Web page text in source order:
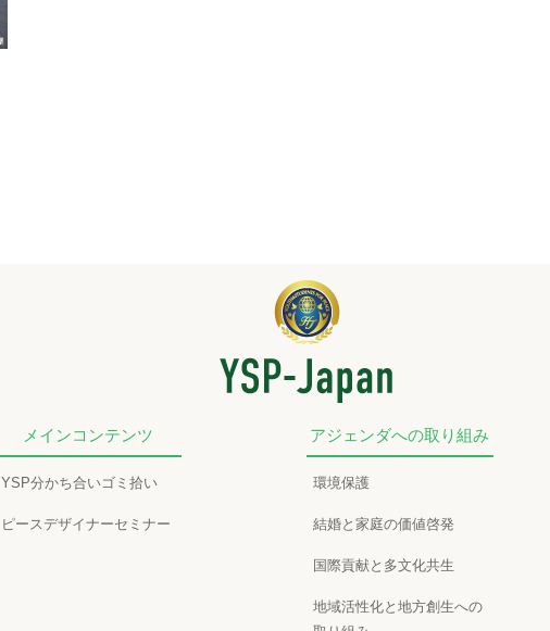
メインコンテンツ
YSP分かち合いゴミ拾い
ピースデザイナーセミナー
アジェンダへの取り組み
環境保護
結婚と家庭の価値啓発
国際貢献と多文化共生
地域活性化と地方創生への